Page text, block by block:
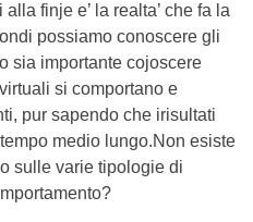
finje e’ la realta’ che fa la
possiamo conoscere gli
sia importante cojoscere
si comportano e
pur sapendo che irisultati
medio lungo.Non esiste
sulle varie tipologie di